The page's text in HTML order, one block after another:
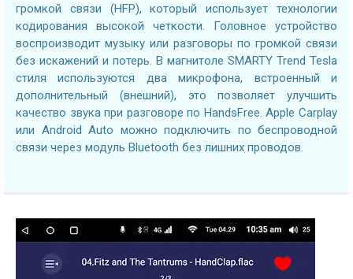
громкой связи (HFP), который использует технологии
кодирования высокой четкости. Головное устройство
воспроизводит музыку или разговоры по громкой связи
без искажений и потерь. В магнитоле SMARTY Trend Tesla
стиля используются два микрофона, встроенный и
дополнительный (внешний), это позволяет улучшить
качество звука при разговоре по HandsFree. Apple Carplay
или Android Auto можно подключить по беспроводной
связи через модуль Bluetooth без лишних проводов.